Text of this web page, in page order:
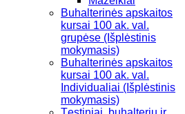
Buhalterinės apskaitos
kursai 100 ak. val.
grupėse (Išplėstinis
mokymasis)
Buhalterinės apskaitos
kursai 100 ak. val.
Individualiai (Išplėstinis
mokymasis)